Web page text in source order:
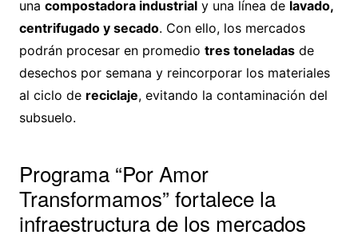
una compostadora industrialy una línea de lavado,
centrifugado y secado. Con ello, los mercados
podrán procesar en promedio tres toneladasde
desechos por semana y reincorporar los materiales
al ciclo de reciclaje, evitando la contaminación del
subsuelo.
Programa “Por Amor
Transformamos” fortalece la
infraestructura de los mercados